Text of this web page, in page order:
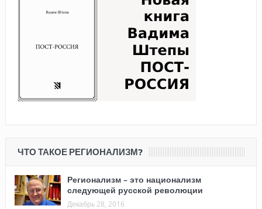
ЧТО ТАКОЕ РЕГИОНАЛИЗМ?
Регионализм – это национализм
следующей русской революции
Декабрь 28, 2016